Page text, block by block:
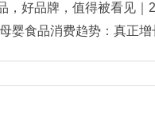
，好品牌，值得被看见｜
产业奖获奖榜单揭晓
婴食品消费趋势：真正